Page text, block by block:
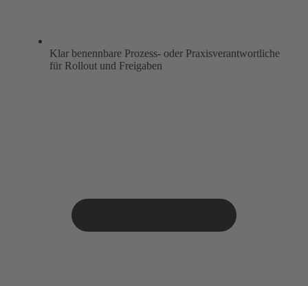
Klar benennbare Prozess- oder Praxisverantwortliche
für Rollout und Freigaben